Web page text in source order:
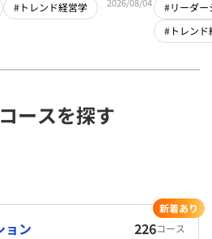
#トレンド経営学
#リーダー
#トレンド
ースを探す
ョン 226コース
新着あり